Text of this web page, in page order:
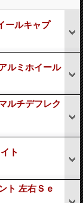
ルキャプ
ルミホイール
チデフレク
ト
ト 左右Ｓｅ